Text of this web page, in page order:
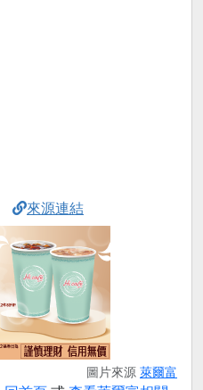
來源連結
圖片來源 萊爾富